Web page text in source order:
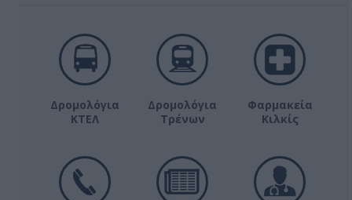
Δρομολόγια
ΚΤΕΛ
Δρομολόγια
Τρένων
Φαρμακεία
Κιλκίς